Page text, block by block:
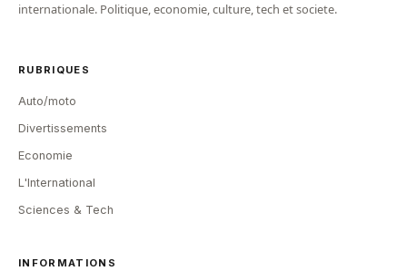
internationale. Politique, economie, culture, tech et societe.
RUBRIQUES
Auto/moto
Divertissements
Economie
L'International
Sciences & Tech
INFORMATIONS